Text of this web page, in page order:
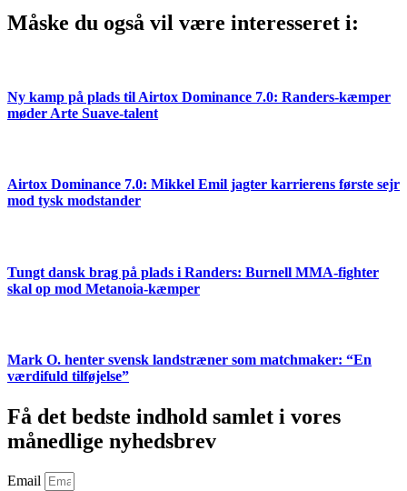
Måske du også vil være interesseret i:
Ny kamp på plads til Airtox Dominance 7.0: Randers-kæmper
møder Arte Suave-talent
Airtox Dominance 7.0: Mikkel Emil jagter karrierens første sejr
mod tysk modstander
Tungt dansk brag på plads i Randers: Burnell MMA-fighter
skal op mod Metanoia-kæmper
Mark O. henter svensk landstræner som matchmaker: “En
værdifuld tilføjelse”
Få det bedste indhold samlet i vores
månedlige nyhedsbrev
Email